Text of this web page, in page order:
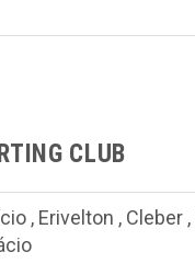
CLUB
, Erivelton , Cleber ,